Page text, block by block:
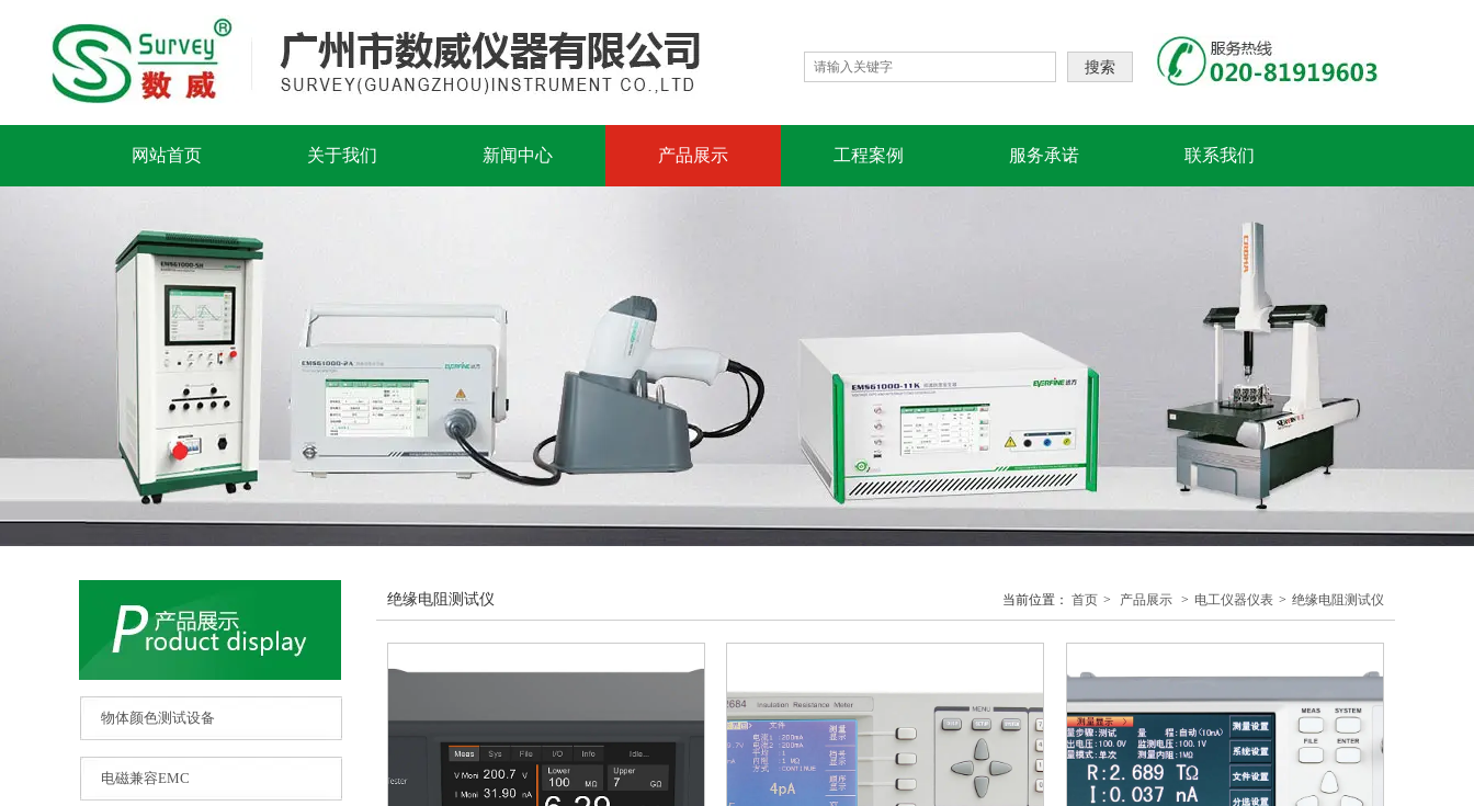
搜索
网站首页 关于我们 新闻中心 产品展示 工程案例 服务承诺 联系我们
物体颜色测试设备
电磁兼容EMC
绝缘电阻测试仪 当前位置： 首页 > 产品展示 > 电工仪器仪表 > 绝缘电阻测试仪